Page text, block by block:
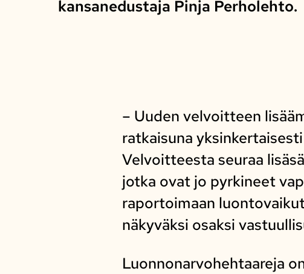
kansanedustaja Pinja Perholehto.
– Uuden velvoitteen
ratkaisuna
Velvoitteesta seuraa
jotka ovat jo pyrkineet
raportoimaan
näkyväksi osaksi
Luonnonarvohehtaareja